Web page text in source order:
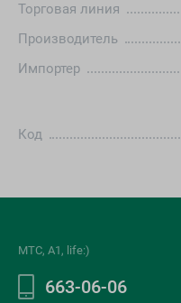
Торговая линия
Производитель
Импортер
Код
МТС, A1, life:)
663-06-06